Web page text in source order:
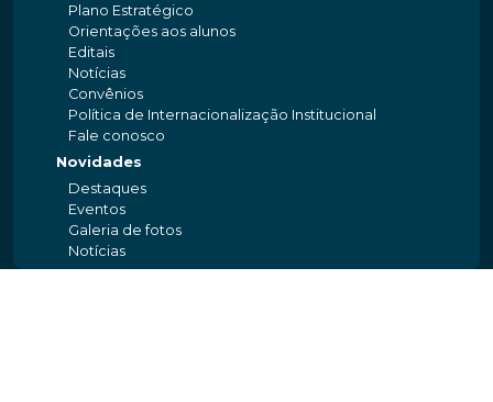
Plano Estratégico
Orientações aos alunos
Editais
Notícias
Convênios
Política de Internacionalização Institucional
Fale conosco
Novidades
Destaques
Eventos
Galeria de fotos
Notícias